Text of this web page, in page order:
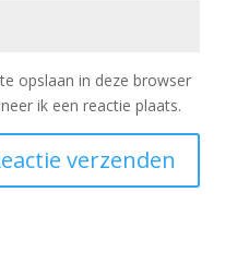
opslaan in deze browser
ik een reactie plaats.